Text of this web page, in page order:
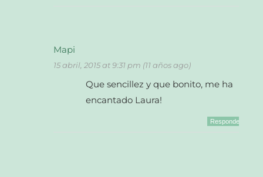
Mapi
15 abril, 2015 at 9:31 pm (11 años ago)
Que sencillez y que bonito, me ha
encantado Laura!
Responder